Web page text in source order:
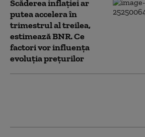
Scăderea inflației ar
putea accelera în
trimestrul al treilea,
estimează BNR. Ce
factori vor influența
evoluția prețurilor